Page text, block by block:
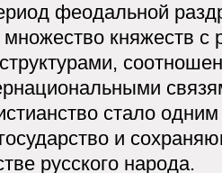
феодальной
множество княжеств с
стало
и
русского народа.